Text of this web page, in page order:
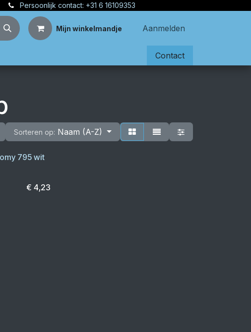
Persoonlijk contact: +31 6 16109353
Mijn winkelmandje Aanmelden
Contact
Sorteren op: Naam (A-Z)
795 wit
€4,23